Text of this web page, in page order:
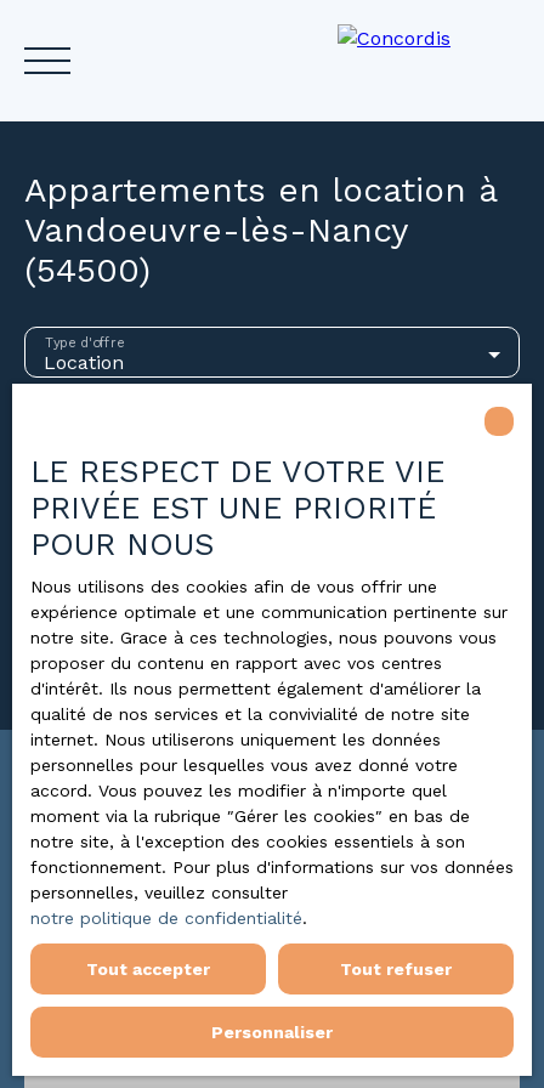
Accueil Acheter
Estimez votre bien
Appartements en location à
Vandoeuvre-lès-Nancy
(54500)
Location
Type d'offre
Vandoeuvre-lès-Nancy (54500)
Localisation
Loyer max (€/mois)
Surface min (m²)
Rechercher
Pertinence ALERTE MAIL
LE RESPECT DE VOTRE VIE
PRIVÉE EST UNE PRIORITÉ
POUR NOUS
Nous utilisons des cookies afin de vous offrir une
expérience optimale et une communication pertinente sur
notre site. Grace à ces technologies, nous pouvons vous
proposer du contenu en rapport avec vos centres
d'intérêt. Ils nous permettent également d'améliorer la
qualité de nos services et la convivialité de notre site
internet. Nous utiliserons uniquement les données
personnelles pour lesquelles vous avez donné votre
accord. Vous pouvez les modifier à n'importe quel
moment via la rubrique ″Gérer les cookies″ en bas de
notre site, à l'exception des cookies essentiels à son
fonctionnement. Pour plus d'informations sur vos données
personnelles, veuillez consulter
notre politique de confidentialité.
Tout accepter Tout refuser
Personnaliser